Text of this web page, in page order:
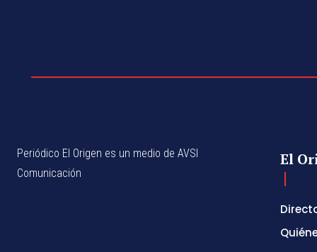
Periódico El Origen es un medio de AVSI
Comunicación
El